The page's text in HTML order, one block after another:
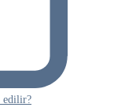
edilir?